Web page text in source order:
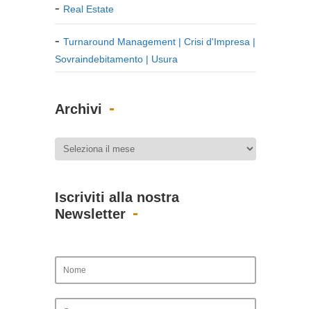
Real Estate
Turnaround Management | Crisi d'Impresa |
Sovraindebitamento | Usura
Archivi
Iscriviti alla nostra
Newsletter